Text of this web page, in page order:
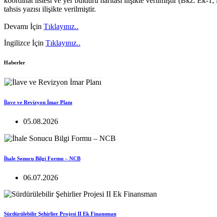
tahsis yazısı ilişikte verilmiştir.
Devamı İçin Tıklayınız..
İngilizce İçin Tıklayınız..
Haberler
İlave ve Revizyon İmar Planı
05.08.2026
İhale Sonucu Bilgi Formu – NCB
06.07.2026
Sürdürülebilir Şehirlier Projesi II Ek Finansman